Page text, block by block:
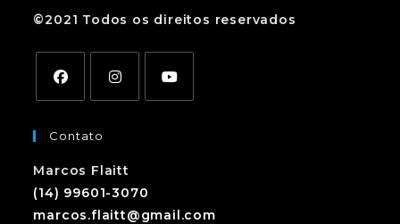
©2021 Todos os direitos reservados
Contato
Marcos Flaitt
(14) 99601-3070
marcos.flaitt@gmail.com